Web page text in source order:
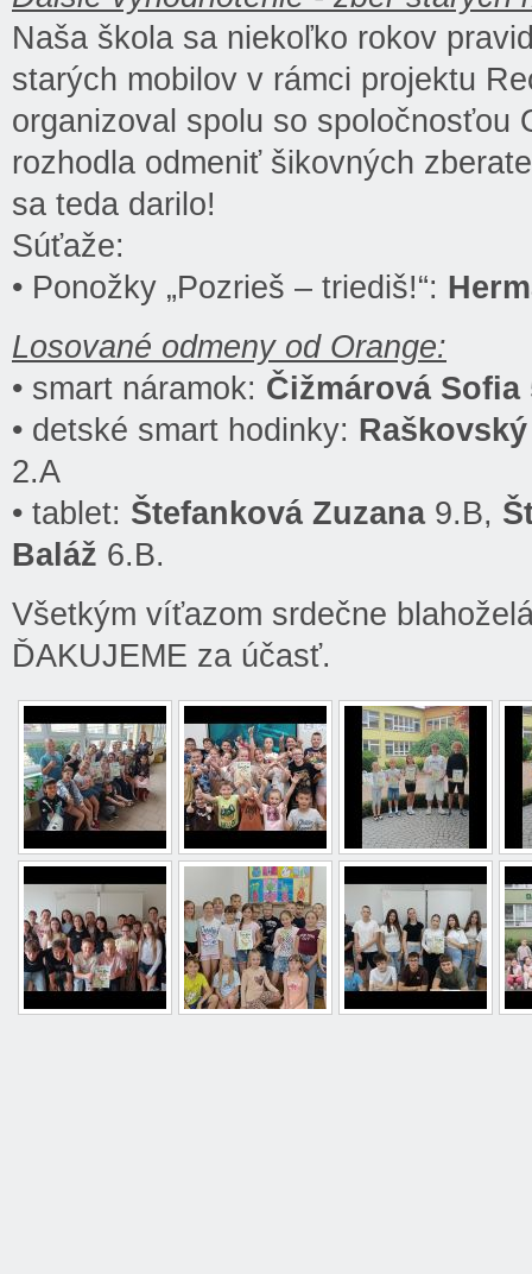
Naša škola sa niekoľko rokov
starých mobilov v rámci projektu
organizoval spolu so spoločnosťou
rozhodla odmeniť šikovných
sa teda darilo!
Súťaže:
• Ponožky „Pozrieš – triediš!“:
Losované odmeny od Orange:
• smart náramok: Čižmárová Sofia
• detské smart hodinky:
2.A
• tablet: Štefanková Zuzana9.B,
Baláž 6.B.
Všetkým víťazom srdečne
ĎAKUJEME za účasť.